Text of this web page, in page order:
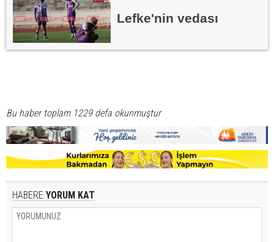
Lefke'nin vedası
Bu haber toplam 1229 defa okunmuştur
HABERE YORUM KAT